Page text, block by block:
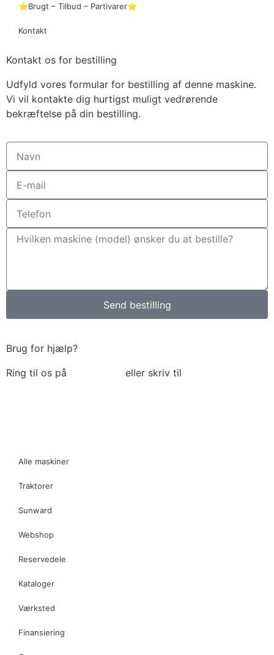
⭐Brugt – Tilbud – Partivarer⭐
Kontakt
Kontakt os for bestilling
Udfyld vores formular for bestilling af denne maskine.
Vi vil kontakte dig hurtigst muligt vedrørende
bekræftelse på din bestilling.
Send bestilling
Brug for hjælp?
Ring til os på
eller skriv til
Alle maskiner
Traktorer
Sunward
Webshop
Reservedele
Kataloger
Værksted
Finansiering